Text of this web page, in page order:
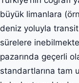
büyük limanlara
deniz yoluyla
sürelere
pazarında geçerli
standartlarına tam